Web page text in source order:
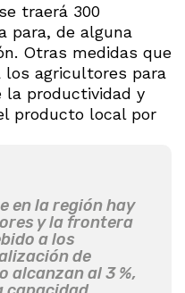
traerá 300
para, de alguna
Otras medidas que
los agricultores para
la productividad y
producto local por
en la región hay
y la frontera
a los
de
alcanzan al 3 %,